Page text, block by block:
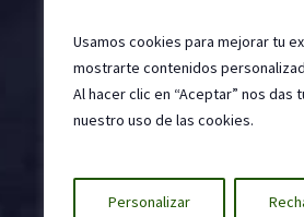
Usamos cookies para mejorar tu
mostrarte contenidos
Al hacer clic en “Aceptar” nos das
nuestro uso de las cookies.
Personalizar
2022 © Hermandad